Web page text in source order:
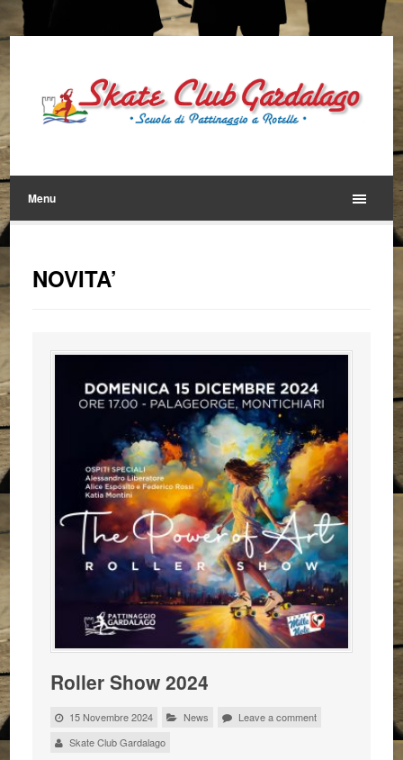
Menu
NOVITA’
Roller Show 2024
15 Novembre 2024 News
Leave a comment
Skate Club Gardalago